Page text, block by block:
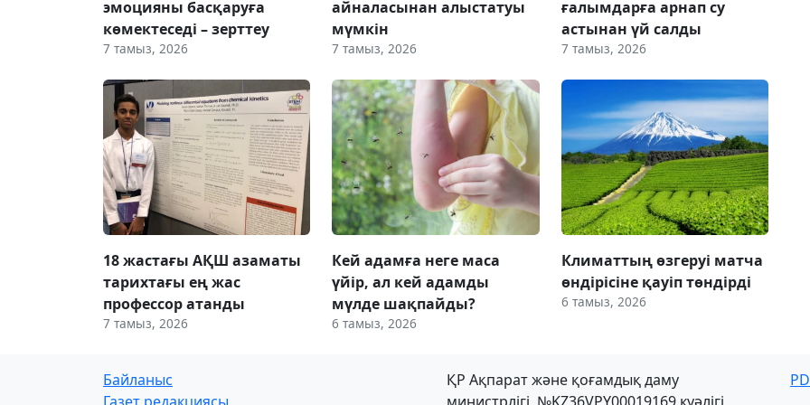
эмоцияны басқаруға
көмектеседі – зерттеу
7 тамыз, 2026
айналасынан алыстатуы
мүмкін
7 тамыз, 2026
ғалымдарға арнап су
астынан үй салды
7 тамыз, 2026
18 жастағы АҚШ азаматы
тарихтағы ең жас
профессор атанды
7 тамыз, 2026
Кей адамға неге маса
үйір, ал кей адамды
мүлде шақпайды?
6 тамыз, 2026
Климаттың өзгеруі матча
өндірісіне қауіп төндірді
6 тамыз, 2026
Байланыс
ҚР Ақпарат және қоғамдық даму